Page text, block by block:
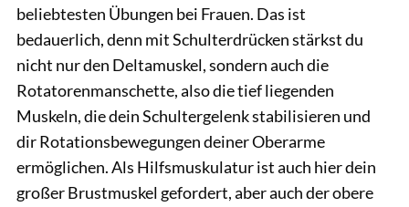
beliebtesten Übungen bei Frauen. Das ist
bedauerlich, denn mit Schulterdrücken stärkst du
nicht nur den Deltamuskel, sondern auch die
Rotatorenmanschette, also die tief liegenden
Muskeln, die dein Schultergelenk stabilisieren und
dir Rotationsbewegungen deiner Oberarme
ermöglichen. Als Hilfsmuskulatur ist auch hier dein
großer Brustmuskel gefordert, aber auch der obere